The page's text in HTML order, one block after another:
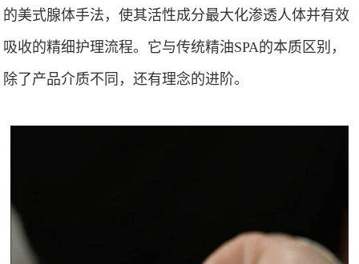
的美式腺体手法，使其活性成分最大化渗透人体并有效
吸收的精细护理流程。它与传统精油SPA的本质区别，
除了产品介质不同，还有理念的进阶。